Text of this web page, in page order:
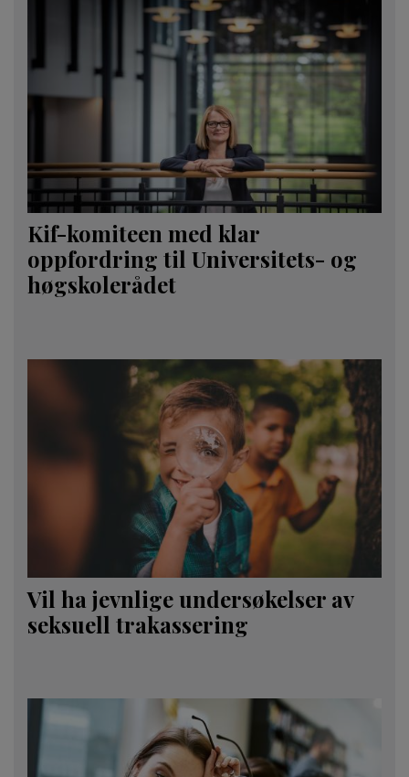
Kif-komiteen med klar
oppfordring til Universitets- og
høgskolerådet
Vil ha jevnlige undersøkelser av
seksuell trakassering